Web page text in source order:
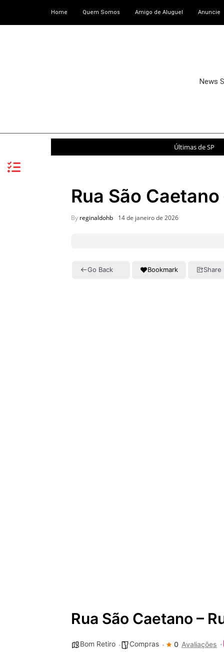
Home Quem Somos Amigo de Aluguel Anuncie
News
Últimas de SP
Rua São
By reginaldohb 14 de janeiro de 2026
Go Back Bookmark Share
Rua São Caetano –
Bom Retiro Compras 0 Avaliações